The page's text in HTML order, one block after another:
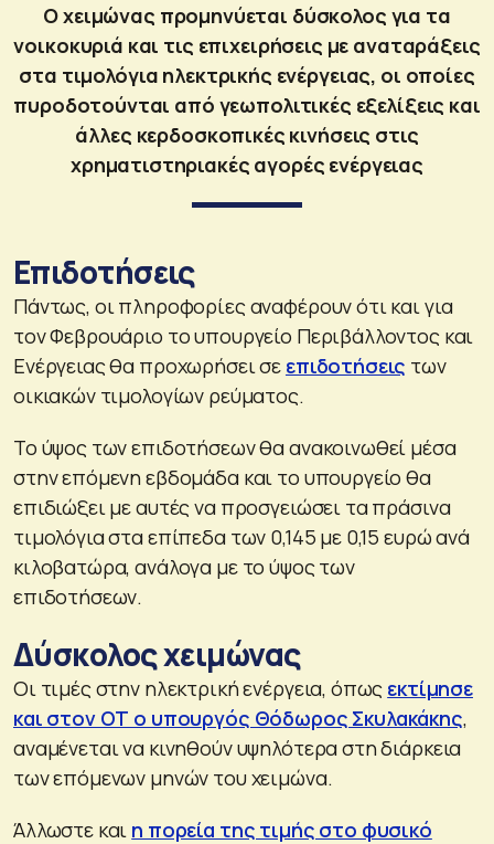
Ο χειμώνας προμηνύεται δύσκολος για τα
νοικοκυριά και τις επιχειρήσεις με αναταράξεις
στα τιμολόγια ηλεκτρικής ενέργειας, οι οποίες
πυροδοτούνται από γεωπολιτικές εξελίξεις και
άλλες κερδοσκοπικές κινήσεις στις
χρηματιστηριακές αγορές ενέργειας
Επιδοτήσεις
Πάντως, οι πληροφορίες αναφέρουν ότι και για
τον Φεβρουάριο το υπουργείο Περιβάλλοντος και
Ενέργειας θα προχωρήσει σε επιδοτήσεις των
οικιακών τιμολογίων ρεύματος.
Το ύψος των επιδοτήσεων θα ανακοινωθεί μέσα
στην επόμενη εβδομάδα και το υπουργείο θα
επιδιώξει με αυτές να προσγειώσει τα πράσινα
τιμολόγια στα επίπεδα των 0,145 με 0,15 ευρώ ανά
κιλοβατώρα, ανάλογα με το ύψος των
επιδοτήσεων.
Δύσκολος χειμώνας
Οι τιμές στην ηλεκτρική ενέργεια, όπως εκτίμησε
και στον ΟΤ ο υπουργός Θόδωρος Σκυλακάκης,
αναμένεται να κινηθούν υψηλότερα στη διάρκεια
των επόμενων μηνών του χειμώνα.
Άλλωστε και η πορεία της τιμής στο φυσικό